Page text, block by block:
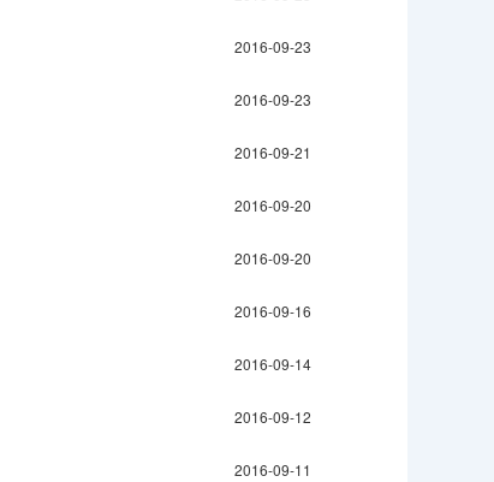
2016-09-23
2016-09-23
2016-09-21
2016-09-20
2016-09-20
2016-09-16
2016-09-14
2016-09-12
2016-09-11